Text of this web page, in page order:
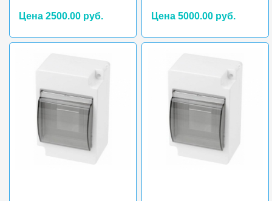
Цена 2500.00 руб. Цена 5000.00 руб.